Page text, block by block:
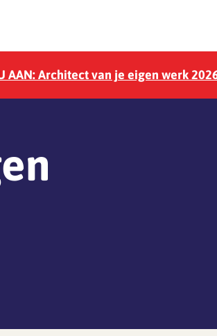
AAN: Architect van je eigen werk